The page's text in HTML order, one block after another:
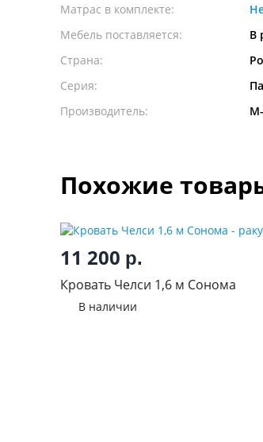
Матрас в комплекте:
Мебель поставляется:
В
Страна:
Серия:
Производитель:
Похожие
11 200 р.
Кровать Челси 1,6 м Сонома
В наличии